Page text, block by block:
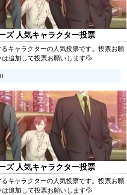
ズ 人気キャラクター投票
キャラクターの人気投票です。投票お願
追加して投票お願いします💦
ズ 人気キャラクター投票
キャラクターの人気投票です。投票お願
追加して投票お願いします💦